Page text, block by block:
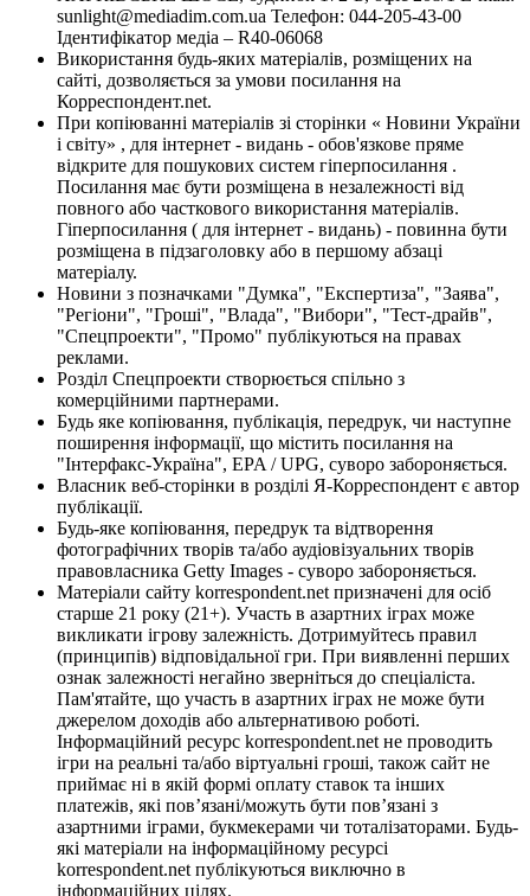
sunlight@mediadim.com.ua Телефон: 044-205-43-00
Ідентифікатор медіа – R40-06068
Використання будь-яких матеріалів, розміщених на
сайті, дозволяється за умови посилання на
Корреспондент.net.
При копіюванні матеріалів зі сторінки « Новини України
і світу» , для інтернет - видань - обов'язкове пряме
відкрите для пошукових систем гіперпосилання .
Посилання має бути розміщена в незалежності від
повного або часткового використання матеріалів.
Гіперпосилання ( для інтернет - видань) - повинна бути
розміщена в підзаголовку або в першому абзаці
матеріалу.
Новини з позначками "Думка", "Експертиза", "Заява",
"Регіони", "Гроші", "Влада", "Вибори", "Тест-драйв",
"Спецпроекти", "Промо" публікуються на правах
реклами.
Розділ Спецпроекти створюється спільно з
комерційними партнерами.
Будь яке копіювання, публікація, передрук, чи наступне
поширення інформації, що містить посилання на
"Інтерфакс-Україна", EPA / UPG, суворо забороняється.
Власник веб-сторінки в розділі Я-Корреспондент є автор
публікації.
Будь-яке копіювання, передрук та відтворення
фотографічних творів та/або аудіовізуальних творів
правовласника Getty Images - суворо забороняється.
Матеріали сайту korrespondent.net призначені для осіб
старше 21 року (21+). Участь в азартних іграх може
викликати ігрову залежність. Дотримуйтесь правил
(принципів) відповідальної гри. При виявленні перших
ознак залежності негайно зверніться до спеціаліста.
Пам'ятайте, що участь в азартних іграх не може бути
джерелом доходів або альтернативою роботі.
Інформаційний ресурс korrespondent.net не проводить
ігри на реальні та/або віртуальні гроші, також сайт не
приймає ні в якій формі оплату ставок та інших
платежів, які пов’язані/можуть бути пов’язані з
азартними іграми, букмекерами чи тоталізаторами. Будь-
які матеріали на інформаційному ресурсі
korrespondent.net публікуються виключно в
інформаційних цілях.